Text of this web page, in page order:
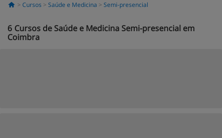
Cursos Saúde e Medicina Semi-presencial
6 Cursos de Saúde e Medicina Semi-presencial em
Coimbra